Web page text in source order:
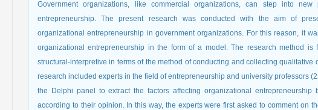
Government organizations, like commercial organizations, can step into new
entrepreneurship. The present research was conducted with the aim of
organizational entrepreneurship in government organizations. For this reason, it
organizational entrepreneurship in the form of a model. The research method is
structural-interpretive in terms of the method of conducting and collecting qualitative
research included experts in the field of entrepreneurship and university professors
the Delphi panel to extract the factors affecting organizational entrepreneurship
according to their opinion. In this way, the experts were first asked to comment on